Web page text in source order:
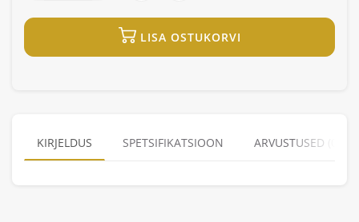
LISA OSTUKORVI
KIRJELDUS SPETSIFIKATSIOON ARVUSTUSED (0)